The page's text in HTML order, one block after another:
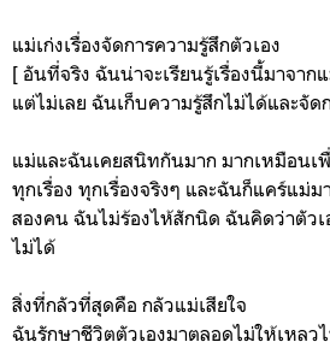
แม่เก่งเรื่องจัดการความรู้สึกตัวเอง
[ อันที่จริง ฉันน่าจะเรียนรู้เรื่องนี้มาจาก
แต่ไม่เลย ฉันเก็บความรู้สึกไม่ได้และจัด
แม่และฉันเคยสนิทกันมาก มากเหมือน
ทุกเรื่อง ทุกเรื่องจริงๆ และฉันก็แคร์แม่
สองคน ฉันไม่ร้องไห้สักนิด ฉันคิดว่าตัวเ
ไม่ได้
สิ่งที่กลัวที่สุดคือ กลัวแม่เสียใจ
ฉันรักษาชีวิตตัวเองมาตลอดไม่ให้เหลว